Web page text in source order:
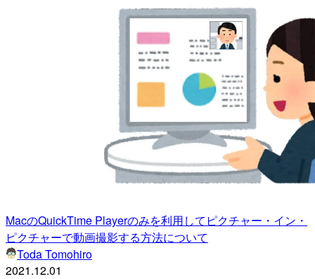
MacのQuickTime Playerのみを利用してピクチャー・イン・
ピクチャーで動画撮影する方法について
Toda Tomohiro
2021.12.01